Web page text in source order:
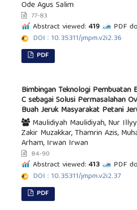
Ode Agus Salim
77-83
Abstract viewed: 419 PDF
DOI : 10.35311/jmpm.v2i2.36
PDF
Bimbingan Teknologi Pembuatan
C sebagai Solusi Permasalahan
Buah Jeruk Masyarakat Petani
Maulidiyah Maulidiyah, Nur
Zakir Muzakkar, Thamrin Azis,
Arham, Irwan Irwan
84-90
Abstract viewed: 413 PDF
DOI : 10.35311/jmpm.v2i2.37
PDF